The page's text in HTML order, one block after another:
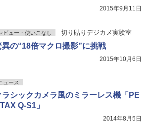
2015年9月11日
ビュー・使いこなし 切り貼りデジカメ実験室
異の“18倍マクロ撮影”に挑戦
2015年10月6日
ュース
ラシックカメラ風のミラーレス機「PE
Q-S1」
2014年8月5日